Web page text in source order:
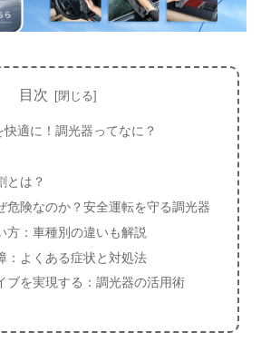
目次
適に！調光器ってなに？
とは？
危険なのか？安全運転を守る調光器
方：車種別の違いも解説
：よくある症状と対処法
ブを実現する：調光器の活用術